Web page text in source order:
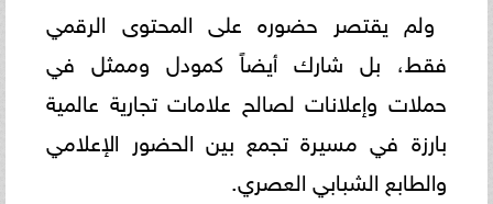
ولم يقتصر حضوره على المحتوى الرقمي
فقط، بل شارك أيضاً كمودل وممثل في
حملات وإعلانات لصالح علامات تجارية عالمية
بارزة في مسيرة تجمع بين الحضور الإعلامي
والطابع الشبابي العصري.